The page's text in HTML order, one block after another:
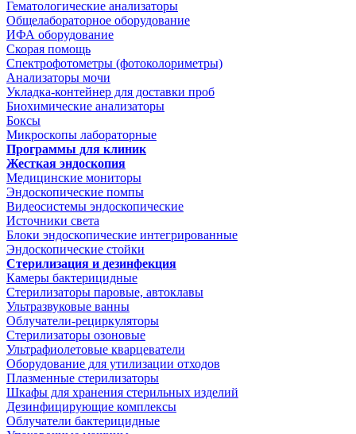
Гематологические анализаторы
Общелабораторное оборудование
ИФА оборудование
Скорая помощь
Спектрофотометры (фотоколориметры)
Анализаторы мочи
Укладка-контейнер для доставки проб
Биохимические анализаторы
Боксы
Микроскопы лабораторные
Программы для клиник
Жесткая эндоскопия
Медицинские мониторы
Эндоскопические помпы
Видеосистемы эндоскопические
Источники света
Блоки эндоскопические интегрированные
Эндоскопические стойки
Стерилизация и дезинфекция
Камеры бактерицидные
Стерилизаторы паровые, автоклавы
Ультразвуковые ванны
Облучатели-рециркуляторы
Стерилизаторы озоновые
Ультрафиолетовые кварцеватели
Оборудование для утилизации отходов
Плазменные стерилизаторы
Шкафы для хранения стерильных изделий
Дезинфицирующие комплексы
Облучатели бактерицидные